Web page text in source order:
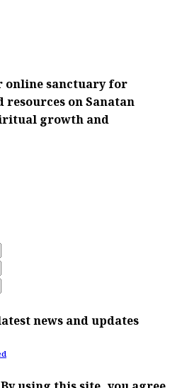
online sanctuary for
on Sanatan
growth and
news and updates